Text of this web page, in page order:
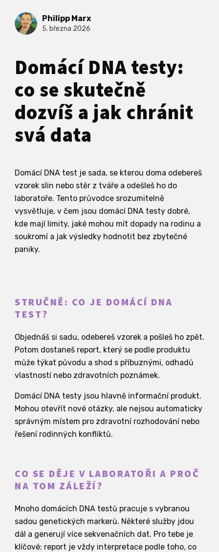
Philipp Marx
5. března 2026
Domácí DNA testy:
co se skutečně
dozvíš a jak chránit
svá data
Domácí DNA test je sada, se kterou doma odebereš
vzorek slin nebo stěr z tváře a odešleš ho do
laboratoře. Tento průvodce srozumitelně
vysvětluje, v čem jsou domácí DNA testy dobré,
kde mají limity, jaké mohou mít dopady na rodinu a
soukromí a jak výsledky hodnotit bez zbytečné
paniky.
STRUČNĚ: CO JE DOMÁCÍ DNA
TEST?
Objednáš si sadu, odebereš vzorek a pošleš ho zpět.
Potom dostaneš report, který se podle produktu
může týkat původu a shod s příbuznými, odhadů
vlastností nebo zdravotních poznámek.
Domácí DNA testy jsou hlavně informační produkt.
Mohou otevřít nové otázky, ale nejsou automaticky
správným místem pro zdravotní rozhodování nebo
řešení rodinných konfliktů.
CO SE DĚJE V LABORATOŘI A PROČ
NA TOM ZÁLEŽÍ?
Mnoho domácích DNA testů pracuje s vybranou
sadou genetických markerů. Některé služby jdou
dál a generují více sekvenačních dat. Pro tebe je
klíčové: report je vždy interpretace podle toho, co